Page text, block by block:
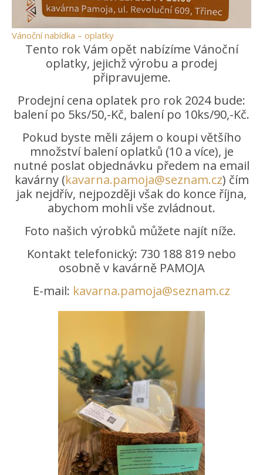
Vánoční nabídka – oplatky
Tento rok Vám opět nabízíme Vánoční
oplatky, jejichž výrobu a prodej
připravujeme.
Prodejní cena oplatek pro rok 2024 bude:
balení po 5ks/50,-Kč, balení po 10ks/90,-Kč.
Pokud byste měli zájem o koupi většího
množství balení oplatků (10 a více), je
nutné poslat objednávku předem na email
kavárny (kavarna.pamoja@seznam.cz) čím
jak nejdřív, nejpozději však do konce října,
abychom mohli vše zvládnout.
Foto našich výrobků můžete najít níže.
Kontakt telefonický: 730 188 819 nebo
osobně v kavárně PAMOJA
E-mail: kavarna.pamoja@seznam.cz